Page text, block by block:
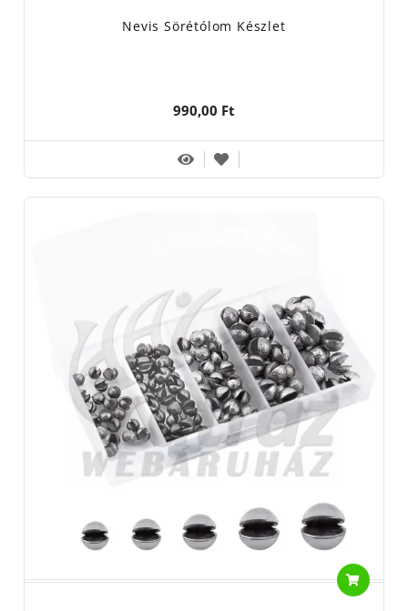
Nevis Sörétólom Készlet
990,00 Ft